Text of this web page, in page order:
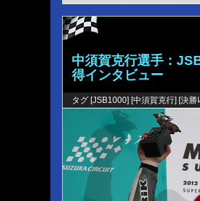
中須賀克行選手：
得インタビュー
タグ [JSB1000] [中須賀克行] [決勝